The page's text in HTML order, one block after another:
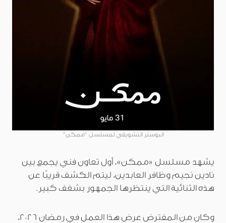
البوستر التشويقي لمسلسل “ممكن”
يشهد مسلسل «ممكن»، أول تعاون فني يجمع بين
نادين نجيم وظافر العابدين، ليتم الكشف قريبًا عن
هذه الثنائية التي ينتظرها الجمهور بشغف كبير.
وكان من المفترض عرض هذا العمل في رمضان 2026،